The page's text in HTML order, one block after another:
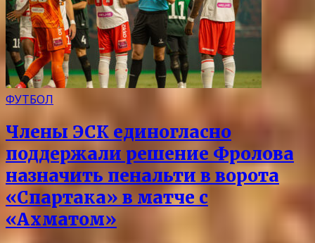
ФУТБОЛ
Члены ЭСК единогласно
поддержали решение Фролова
назначить пенальти в ворота
«Спартака» в матче с
«Ахматом»